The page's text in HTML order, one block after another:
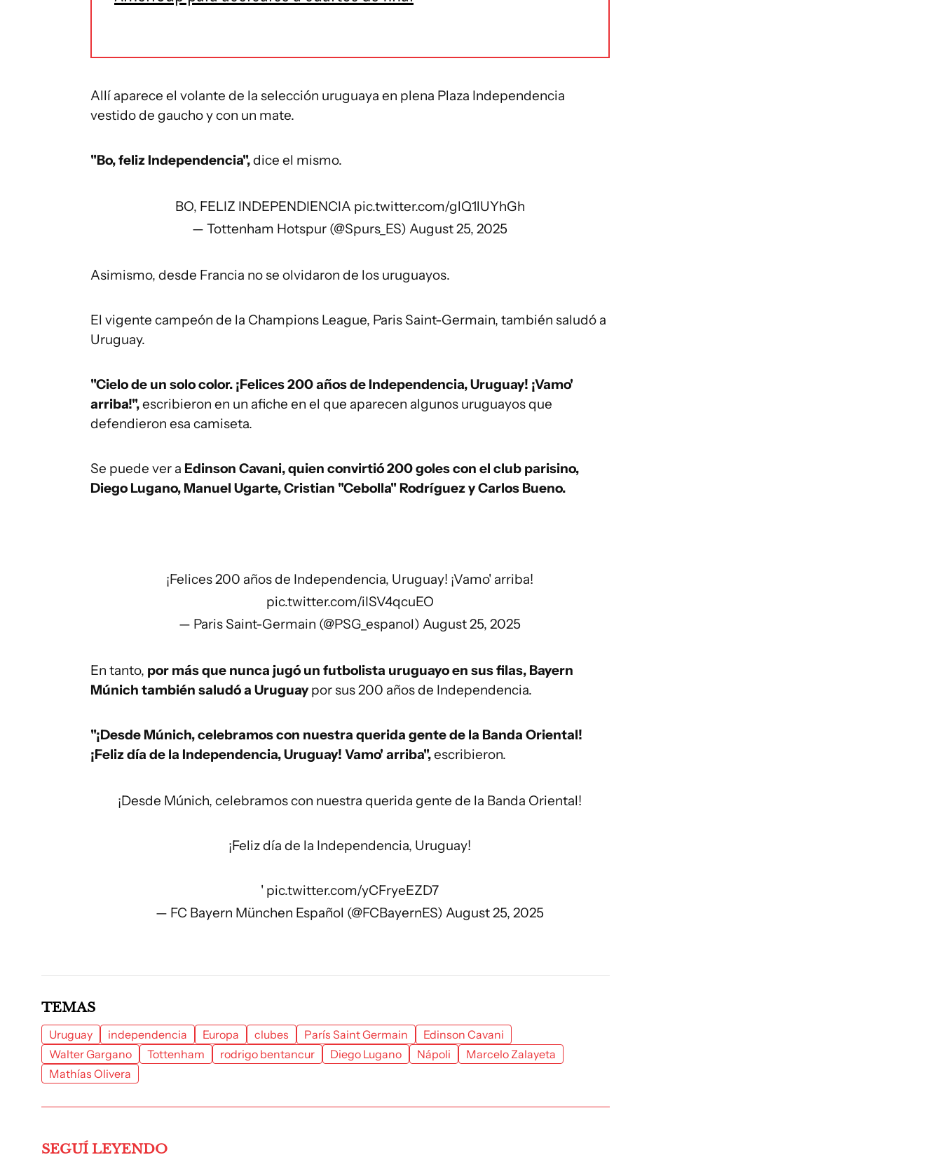
Allí aparece el volante de la selección uruguaya en plena Plaza Independencia
vestido de gaucho y con un mate.
"Bo, feliz Independencia",dice el mismo.
BO, FELIZ INDEPENDIENCIA pic.twitter.com/glQ1lUYhGh
— Tottenham Hotspur (@Spurs_ES)August 25, 2025
Asimismo, desde Francia no se olvidaron de los uruguayos.
El vigente campeón de la Champions League, Paris Saint-Germain, también saludó a
Uruguay.
"Cielo de un solo color. ¡Felices 200 años de Independencia, Uruguay! ¡Vamo'
arriba!",escribieron en un afiche en el que aparecen algunos uruguayos que
defendieron esa camiseta.
Se puede ver a Edinson Cavani, quien convirtió 200 goles con el club parisino,
Diego Lugano, Manuel Ugarte, Cristian "Cebolla" Rodríguez y Carlos Bueno.
¡Felices 200 años de Independencia, Uruguay! ¡Vamo' arriba!
pic.twitter.com/iISV4qcuEO
— Paris Saint-Germain (@PSG_espanol)August 25, 2025
En tanto, por más que nunca jugó un futbolista uruguayo en sus filas, Bayern
Múnich también saludó a Uruguaypor sus 200 años de Independencia.
"¡Desde Múnich, celebramos con nuestra querida gente de la Banda Oriental!
¡Feliz día de la Independencia, Uruguay! Vamo' arriba",escribieron.
¡Desde Múnich, celebramos con nuestra querida gente de la Banda Oriental!
¡Feliz día de la Independencia, Uruguay!
' pic.twitter.com/yCFryeEZD7
— FC Bayern München Español (@FCBayernES)August 25, 2025
TEMAS
Uruguay independencia Europa clubes París Saint Germain
Edinson Cavani
Walter Gargano
Tottenham rodrigo bentancur Diego Lugano Nápoli
Marcelo Zalayeta
Mathías Olivera
SEGUÍ LEYENDO